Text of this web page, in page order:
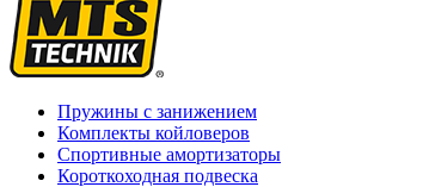
Пружины с занижением
Комплекты койловеров
Спортивные амортизаторы
Короткоходная подвеска